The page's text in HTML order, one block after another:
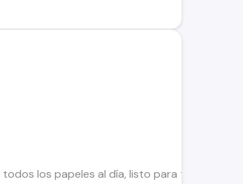
los papeles al día, listo para transferir